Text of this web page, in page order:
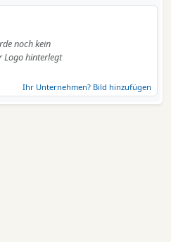
noch kein
Logo hinterlegt
Ihr Unternehmen? Bild hinzufügen